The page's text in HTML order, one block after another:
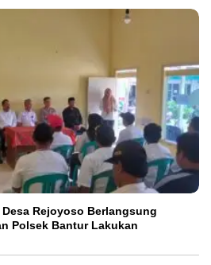
Rejoyoso Berlangsung
Polsek Bantur Lakukan